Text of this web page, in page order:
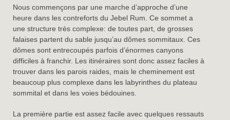
Nous commençons par une marche d’approche d’une
heure dans les contreforts du Jebel Rum. Ce sommet a
une structure très complexe: de toutes part, de grosses
falaises partent du sable jusqu’au dômes sommitaux. Ces
dômes sont entrecoupés parfois d’énormes canyons
difficiles à franchir. Les itinéraires sont donc assez faciles à
trouver dans les parois raides, mais le cheminement est
beaucoup plus complexe dans les labyrinthes du plateau
sommital et dans les voies bédouines.
La première partie est assez facile avec quelques ressauts